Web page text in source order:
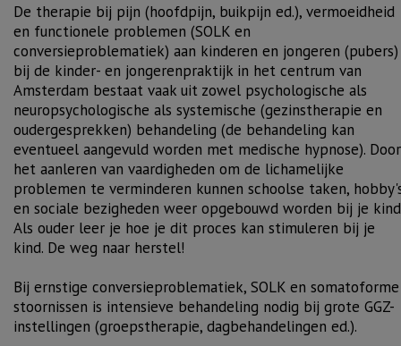
De therapie bij pijn (hoofdpijn, buikpijn ed.), vermoeidheid
en functionele problemen (SOLK en
conversieproblematiek) aan kinderen en jongeren (pubers)
bij de kinder- en jongerenpraktijk in het centrum van
Amsterdam bestaat vaak uit zowel psychologische als
neuropsychologische als systemische (gezinstherapie en
oudergesprekken) behandeling (de behandeling kan
eventueel aangevuld worden met medische hypnose). Door
het aanleren van vaardigheden om de lichamelijke
problemen te verminderen kunnen schoolse taken,
en sociale bezigheden weer opgebouwd worden bij je
Als ouder leer je hoe je dit proces kan stimuleren bij je
kind. De weg naar herstel!
Bij ernstige conversieproblematiek, SOLK en somatoforme
stoornissen is intensieve behandeling nodig bij grote GGZ-
instellingen (groepstherapie, dagbehandelingen ed.).